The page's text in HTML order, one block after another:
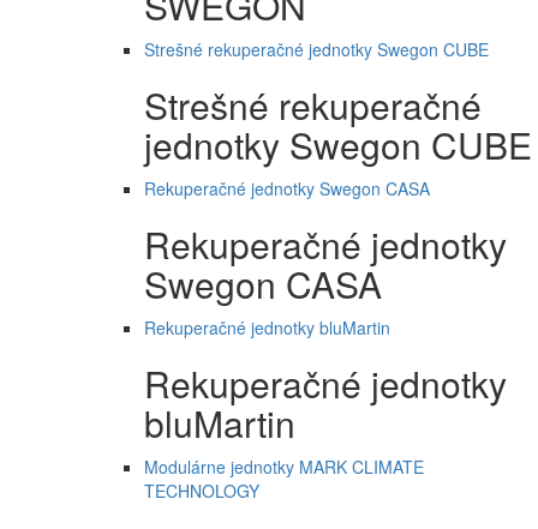
Strešné rekuperačné jednotky Swegon CUBE
Strešné rekuperačné
jednotky Swegon CUBE
Rekuperačné jednotky Swegon CASA
Rekuperačné jednotky
Swegon CASA
Rekuperačné jednotky bluMartin
Rekuperačné jednotky
bluMartin
Modulárne jednotky MARK CLIMATE
TECHNOLOGY